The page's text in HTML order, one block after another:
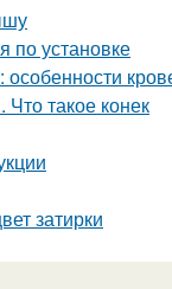
по установке
Что такое конек
затирки